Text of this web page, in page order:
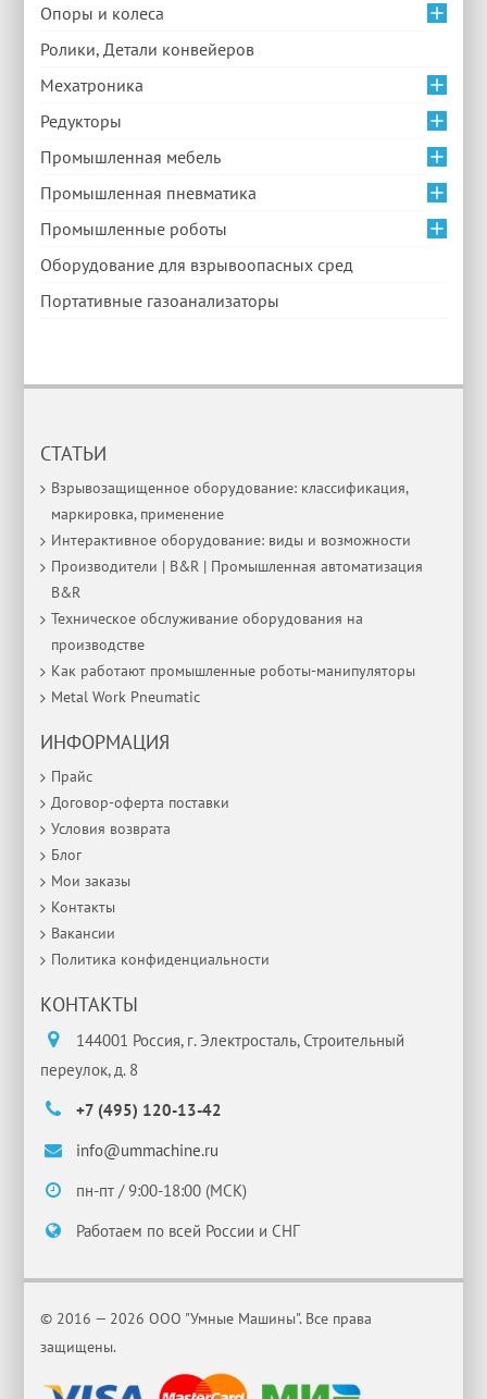
Опоры и колеса
Ролики, Детали конвейеров
Мехатроника
Редукторы
Промышленная мебель
Промышленная пневматика
Промышленные роботы
Оборудование для взрывоопасных сред
Портативные газоанализаторы
СТАТЬИ
Взрывозащищенное оборудование: классификация,
маркировка, применение
Интерактивное оборудование: виды и возможности
Производители | B&R | Промышленная автоматизация
B&R
Техническое обслуживание оборудования на
производстве
Как работают промышленные роботы-манипуляторы
Metal Work Pneumatic
ИНФОРМАЦИЯ
Прайс
Договор-оферта поставки
Условия возврата
Блог
Мои заказы
Контакты
Вакансии
Политика конфиденциальности
КОНТАКТЫ
144001 Россия, г. Электросталь, Строительный
переулок, д. 8
+7 (495) 120-13-42
info@ummachine.ru
пн-пт / 9:00-18:00 (МСК)
Работаем по всей России и СНГ
© 2016 — 2026 ООО "Умные Машины". Все права
защищены.